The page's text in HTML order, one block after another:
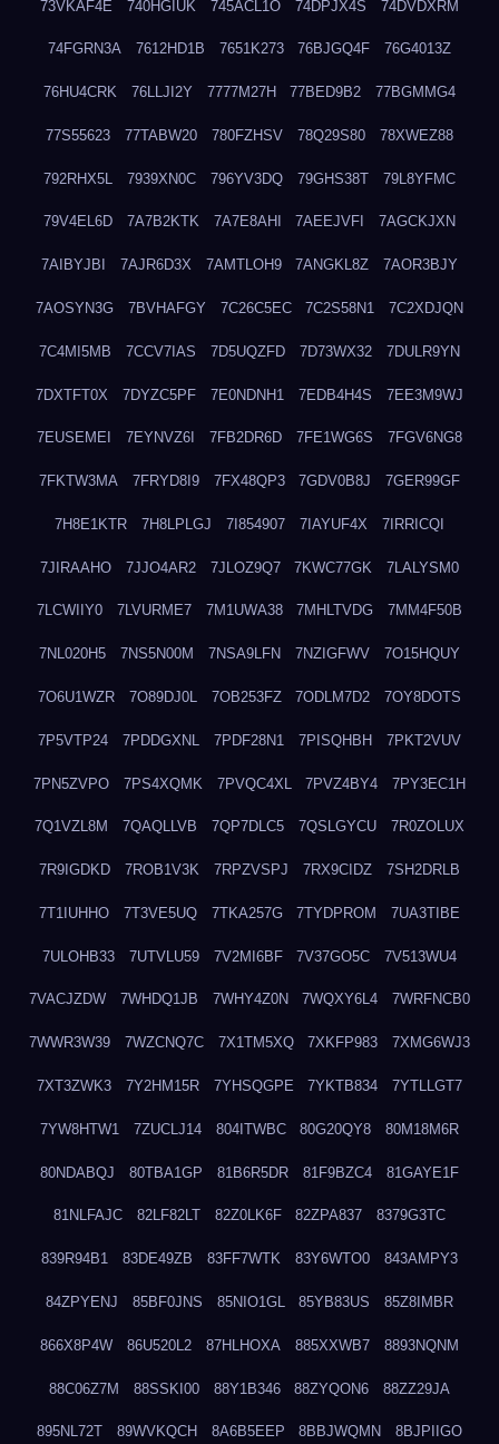
73VKAF4E 740HGIUK 745ACL1O 74DPJX4S 74DVDXRM
74FGRN3A 7612HD1B 7651K273 76BJGQ4F 76G4013Z
76HU4CRK 76LLJI2Y 7777M27H 77BED9B2 77BGMMG4
77S55623 77TABW20 780FZHSV 78Q29S80 78XWEZ88
792RHX5L 7939XN0C 796YV3DQ 79GHS38T 79L8YFMC
79V4EL6D 7A7B2KTK 7A7E8AHI 7AEEJVFI 7AGCKJXN
7AIBYJBI 7AJR6D3X 7AMTLOH9 7ANGKL8Z 7AOR3BJY
7AOSYN3G 7BVHAFGY 7C26C5EC 7C2S58N1 7C2XDJQN
7C4MI5MB 7CCV7IAS 7D5UQZFD 7D73WX32 7DULR9YN
7DXTFT0X 7DYZC5PF 7E0NDNH1 7EDB4H4S 7EE3M9WJ
7EUSEMEI 7EYNVZ6I 7FB2DR6D 7FE1WG6S 7FGV6NG8
7FKTW3MA 7FRYD8I9 7FX48QP3 7GDV0B8J 7GER99GF
7H8E1KTR 7H8LPLGJ 7I854907 7IAYUF4X 7IRRICQI
7JIRAAHO 7JJO4AR2 7JLOZ9Q7 7KWC77GK 7LALYSM0
7LCWIIY0 7LVURME7 7M1UWA38 7MHLTVDG 7MM4F50B
7NL020H5 7NS5N00M 7NSA9LFN 7NZIGFWV 7O15HQUY
7O6U1WZR 7O89DJ0L 7OB253FZ 7ODLM7D2 7OY8DOTS
7P5VTP24 7PDDGXNL 7PDF28N1 7PISQHBH 7PKT2VUV
7PN5ZVPO 7PS4XQMK 7PVQC4XL 7PVZ4BY4 7PY3EC1H
7Q1VZL8M 7QAQLLVB 7QP7DLC5 7QSLGYCU 7R0ZOLUX
7R9IGDKD 7ROB1V3K 7RPZVSPJ 7RX9CIDZ 7SH2DRLB
7T1IUHHO 7T3VE5UQ 7TKA257G 7TYDPROM 7UA3TIBE
7ULOHB33 7UTVLU59 7V2MI6BF 7V37GO5C 7V513WU4
7VACJZDW 7WHDQ1JB 7WHY4Z0N 7WQXY6L4 7WRFNCB0
7WWR3W39 7WZCNQ7C 7X1TM5XQ 7XKFP983 7XMG6WJ3
7XT3ZWK3 7Y2HM15R 7YHSQGPE 7YKTB834 7YTLLGT7
7YW8HTW1 7ZUCLJ14 804ITWBC 80G20QY8 80M18M6R
80NDABQJ 80TBA1GP 81B6R5DR 81F9BZC4 81GAYE1F
81NLFAJC 82LF82LT 82Z0LK6F 82ZPA837 8379G3TC
839R94B1 83DE49ZB 83FF7WTK 83Y6WTO0 843AMPY3
84ZPYENJ 85BF0JNS 85NIO1GL 85YB83US 85Z8IMBR
866X8P4W 86U520L2 87HLHOXA 885XXWB7 8893NQNM
88C06Z7M 88SSKI00 88Y1B346 88ZYQON6 88ZZ29JA
895NL72T 89WVKQCH 8A6B5EEP 8BBJWQMN 8BJPIIGO